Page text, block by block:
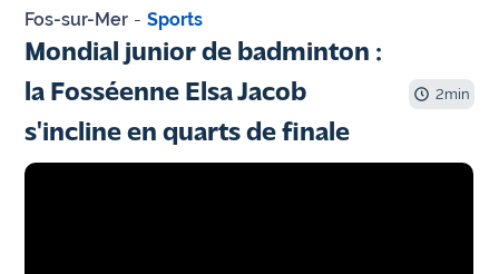
Martigues
de Berre
Marseille
Fos-sur-Mer - Sports
Mondial junior de badminton :
la Fosséenne Elsa Jacob
s'incline en quarts de finale
2min